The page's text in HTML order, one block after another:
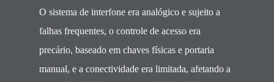
O sistema de interfone era analógico e sujeito a
falhas frequentes, o controle de acesso era
precário, baseado em chaves físicas e portaria
manual, e a conectividade era limitada, afetando a